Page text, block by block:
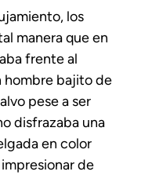
los
manera que en
frente al
hombre bajito de
pese a ser
disfrazaba una
en color
de